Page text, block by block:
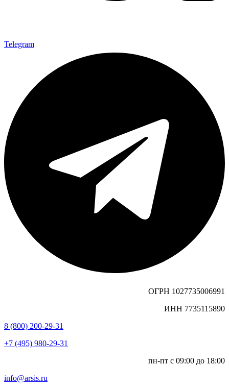
Telegram
ОГРН 1027735006991
ИНН 7735115890
8 (800) 200-29-31
+7 (495) 980-29-31
пн-пт с 09:00 до 18:00
info@arsis.ru